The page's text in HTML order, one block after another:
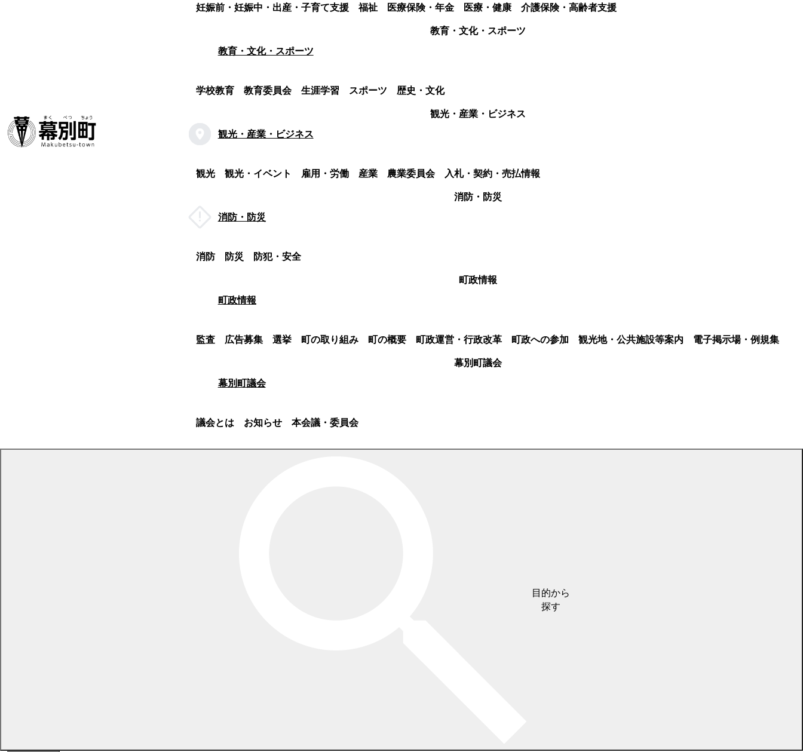
妊娠前・妊娠中・出産・子育て支援 福祉 医療保険・年金 医療・健康
介護保険・高齢者支援
教育・文化・スポーツ
教育・文化・スポーツ
学校教育 教育委員会 生涯学習 スポーツ
歴史・文化
観光・産業・ビジネス
観光・産業・ビジネス
観光 観光・イベント 雇用・労働 産業 農業委員会
入札・契約・売払情報
消防・防災
消防・防災
消防 防災
防犯・安全
町政情報
町政情報
監査 広告募集 選挙 町の取り組み 町の概要 町政運営・行政改革 町政への参加 観光地・公共施設等案内
電子掲示場・例規集
幕別町議会
幕別町議会
議会とは お知らせ 本会議・委員会
目的から
探す